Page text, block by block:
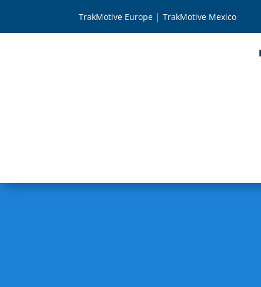
TrakMotive Europe |TrakMotive Mexico